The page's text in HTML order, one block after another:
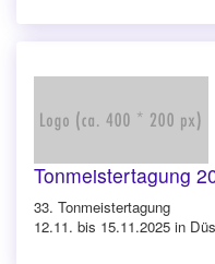
Tonmeistertagung
33. Tonmeistertagung
12.11. bis 15.11.2025 in